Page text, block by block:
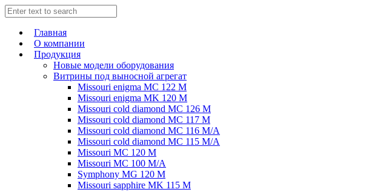
Главная
О компании
Продукция
Новые модели оборудования
Витрины под выносной агрегат
Missouri enigma MC 122 M
Missouri enigma MK 120 M
Missouri cold diamond MC 126 M
Missouri cold diamond MC 117 M
Missouri cold diamond MC 116 M/A
Missouri cold diamond MC 115 M/A
Missouri MC 120 M
Missouri MC 100 M/A
Symphony MG 120 M
Missouri sapphire MK 115 M